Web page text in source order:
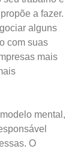
a fazer.
alguns
com suas
mais
mental,
O